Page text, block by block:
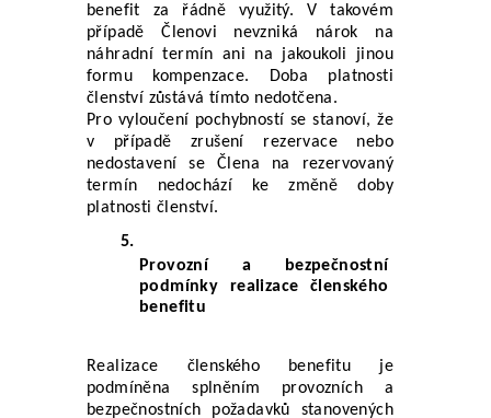
benefit za řádně využitý. V takovém
případě Členovi nevzniká nárok na
náhradní termín ani na jakoukoli jinou
formu kompenzace. Doba platnosti
členství zůstává tímto nedotčena.
Pro vyloučení pochybností se stanoví, že
v případě zrušení rezervace nebo
nedostavení se Člena na rezervovaný
termín nedochází ke změně doby
platnosti členství.
Provozní a bezpečnostní
podmínky realizace členského
benefitu
Realizace členského benefitu je
podmíněna splněním provozních a
bezpečnostních požadavků stanovených